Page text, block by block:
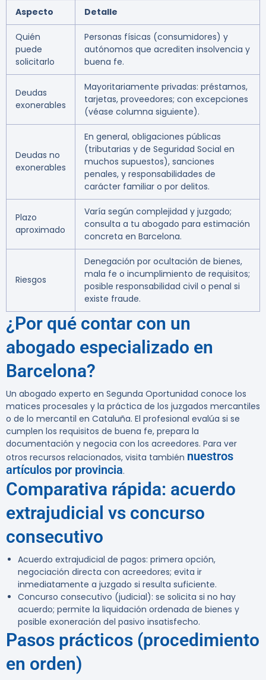
Aspecto
Detalle
Quién
puede
solicitarlo
Personas físicas (consumidores) y
autónomos que acrediten insolvencia y
buena fe.
Deudas
exonerables
Mayoritariamente privadas: préstamos,
tarjetas, proveedores; con excepciones
(véase columna siguiente).
Deudas no
exonerables
En general, obligaciones públicas
(tributarias y de Seguridad Social en
muchos supuestos), sanciones
penales, y responsabilidades de
carácter familiar o por delitos.
Plazo
aproximado
Varía según complejidad y juzgado;
consulta a tu abogado para estimación
concreta en Barcelona.
Riesgos
Denegación por ocultación de bienes,
mala fe o incumplimiento de requisitos;
posible responsabilidad civil o penal si
existe fraude.
¿Por qué contar con un
abogado especializado en
Barcelona?
Un abogado experto en Segunda Oportunidad conoce los
matices procesales y la práctica de los juzgados mercantiles
o de lo mercantil en Cataluña. El profesional evalúa si se
cumplen los requisitos de buena fe, prepara la
documentación y negocia con los acreedores. Para ver
otros recursos relacionados, visita también nuestros
artículos por provincia.
Comparativa rápida: acuerdo
extrajudicial vs concurso
consecutivo
Acuerdo extrajudicial de pagos: primera opción,
negociación directa con acreedores; evita ir
inmediatamente a juzgado si resulta suficiente.
Concurso consecutivo (judicial): se solicita si no hay
acuerdo; permite la liquidación ordenada de bienes y
posible exoneración del pasivo insatisfecho.
Pasos prácticos (procedimiento
en orden)